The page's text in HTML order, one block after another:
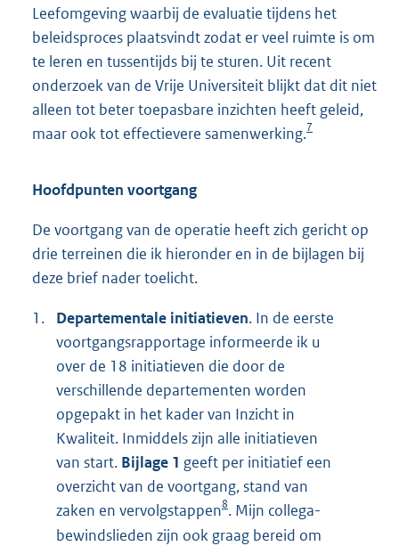
Leefomgeving waarbij de evaluatie tijdens het
beleidsproces plaatsvindt zodat er veel ruimte is om
te leren en tussentijds bij te sturen. Uit recent
onderzoek van de Vrije Universiteit blijkt dat dit niet
alleen tot beter toepasbare inzichten heeft geleid,
maar ook tot effectievere samenwerking.7
Hoofdpunten voortgang
De voortgang van de operatie heeft zich gericht op
drie terreinen die ik hieronder en in de bijlagen bij
deze brief nader toelicht.
1. Departementale initiatieven. In de eerste
voortgangsrapportage informeerde ik u
over de 18 initiatieven die door de
verschillende departementen worden
opgepakt in het kader van Inzicht in
Kwaliteit. Inmiddels zijn alle initiatieven
van start. Bijlage 1 geeft per initiatief een
overzicht van de voortgang, stand van
zaken en vervolgstappen8. Mijn collega-
bewindslieden zijn ook graag bereid om